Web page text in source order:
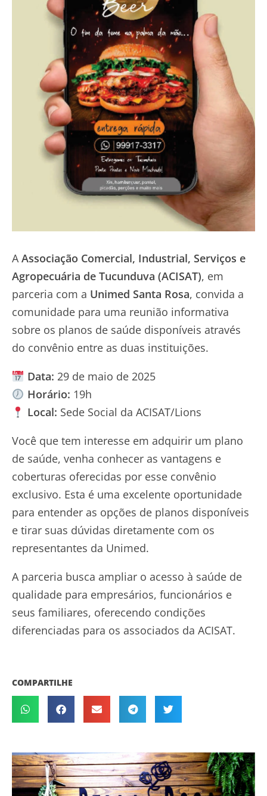
AAssociação Comercial, Industrial, Serviços e
Agropecuária de Tucunduva (ACISAT), em
parceria com a Unimed Santa Rosa, convida a
comunidade para uma reunião informativa
sobre os planos de saúde disponíveis através
do convênio entre as duas instituições.
Data: 29 de maio de 2025
Horário: 19h
Local: Sede Social da ACISAT/Lions
Você que tem interesse em adquirir um plano
de saúde, venha conhecer as vantagens e
coberturas oferecidas por esse convênio
exclusivo. Esta é uma excelente oportunidade
para entender as opções de planos disponíveis
e tirar suas dúvidas diretamente com os
representantes da Unimed.
A parceria busca ampliar o acesso à saúde de
qualidade para empresários, funcionários e
seus familiares, oferecendo condições
diferenciadas para os associados da ACISAT.
COMPARTILHE